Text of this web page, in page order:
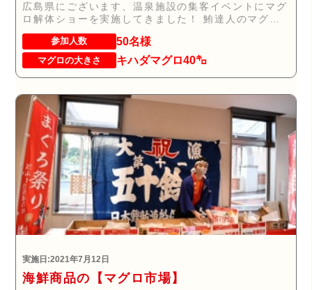
広島県にございます、温泉施設の集客イベントにマグ
ロ解体ショーを実施してきました！ 鮪達人のマグロ
解...
参加人数 50名様
マグロの大きさ キハダマグロ40㌔
実施日:2021年7月12日
海鮮商品の【マグロ市場】